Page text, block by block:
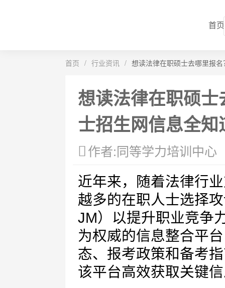
首页
首页 / 行业资讯 / 想读法律在职硕士去哪里报
想读法律在职硕
士招生网信息全知
作者:同等学力培训中心
近年来，随着法律行
越多的在职人士选择
JM）以提升职业竞争
为权威的信息整合平
态、报考政策和备考
该平台高效获取关键